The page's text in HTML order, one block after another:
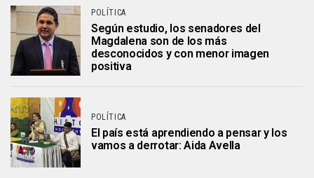
POLÍTICA
Según estudio, los senadores del
Magdalena son de los más
desconocidos y con menor imagen
positiva
POLÍTICA
El país está aprendiendo a pensar y los
vamos a derrotar: Aida Avella